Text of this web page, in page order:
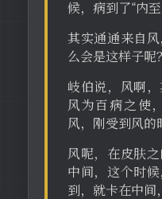
候，病到了“内至
其实通通来自
么会是这样子呢
岐伯说，风啊，
风为百病之使
风，刚受到风的
风呢，在皮肤
中间，这个时
到，就卡在中间